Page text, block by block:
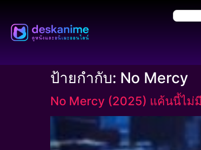
ป้ายกำกับ: No Mercy
No Mercy (2025) แค้นนี้ไม่